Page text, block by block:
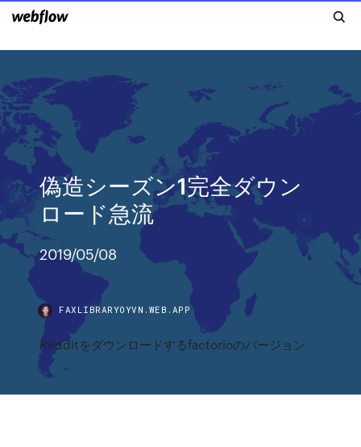
偽造シーズン1完全ダウン
ロード急流
2019/05/08
FAXLIBRARYOYVN.WEB.APP
Redditをダウンロードするfactorioのバージョン